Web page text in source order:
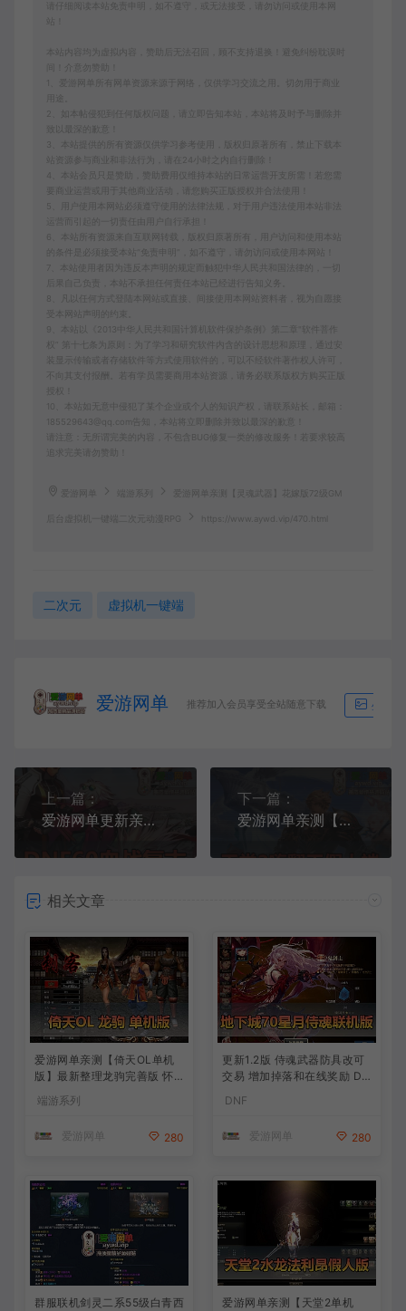
请仔细阅读本站免责申明，如不遵守，或无法接受，请勿访问或使用本网
本站内容均为虚拟内容，赞助后无法召回，顾不支持退换！避免纠纷耽误时
间！介意勿赞助！
1、爱游网单所有网单资源来源于网络，仅供学习交流之用。切勿用于商业
2、如本帖侵犯到任何版权问题，请立即告知本站，本站将及时予与删除并
致以最深的歉意！
3、本站提供的所有资源仅供学习参考使用，版权归原著所有，禁止下载本
站资源参与商业和非法行为，请在24小时之内自行删除！
4、本站会员只是赞助，赞助费用仅维持本站的日常运营开支所需！若您需
要商业运营或用于其他商业活动，请您购买正版授权并合法使用！
5、用户使用本网站必须遵守使用的法律法规，对于用户违法使用本站非法
6、本站所有资源来自互联网转载，版权归原著所有，用户访问和使用本站
的条件是必须接受本站“免责申明”，如不遵守，请勿访问或使用本网站！
7、本站使用者因为违反本声明的规定而触犯中华人民共和国法律的，一切
后果自己负责，本站不承担任何责任本站已经进行告知义务。
8、凡以任何方式登陆本网站或直接、间接使用本网站资料者，视为自愿接
受本网站声明的约束。
9、本站以《2013中华人民共和国计算机软件保护条例》第二章"软件菩作
权” 第十七条为原则：为了学习和研究软件内含的设计思想和原理，通过安
装显示传输或者存储软件等方式使用软件的，可以不经软件著作权人许可，
不向其支付报酬。若有学员需要商用本站资源，请务必联系版权方购买正版
10、本站如无意中侵犯了某个企业或个人的知识产权，请联系站长，邮箱：
185529643@qq.com告知，本站将立即删除并致以最深的歉意！
请注意：无所谓完美的内容，不包含BUG修复一类的修改服务！若要求较高
追求完美请勿赞助！
爱游网单 端游系列 爱游网单亲测【灵魂武器】花嫁版72级GM
后台虚拟机一键端二次元动漫RPG https://www.aywd.vip/470.html
二次元 虚拟机一键端
爱游网单 推荐加入会员享受全站随意下载 生成海
上一篇：
爱游网单更新亲测【DNF60】城镇挂机假人 血战复古版传统地图 难度 装备 带内辅GM工具未加密PVF虚拟机一键端
下一篇：
爱游网单亲测【天堂2】嗨翻天假人端 内置GM控制台 上千假人 免虚拟机一键端亲测视频安装教学
相关文章
爱游网单亲测【倚天OL单机
版】最新整理龙驹完善版 怀
发物品装备 虚拟机一键端 视
端游系列
爱游网单 280
更新1.2版 侍魂武器防具改可
交易 增加掉落和在线奖励 DN
丰富异次元技能装备词条 护
能徽章 史诗装备特效徽章 技
DNF
爱游网单 280
群服联机剑灵二系55级白青西
爱游网单亲测【天堂2单机